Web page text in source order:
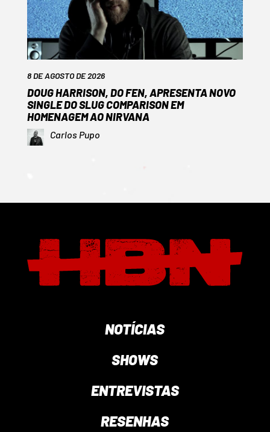
8 DE AGOSTO DE 2026
DOUG HARRISON, DO FEN, APRESENTA NOVO
SINGLE DO SLUG COMPARISON EM
HOMENAGEM AO NIRVANA
Carlos Pupo
NOTÍCIAS
SHOWS
ENTREVISTAS
RESENHAS